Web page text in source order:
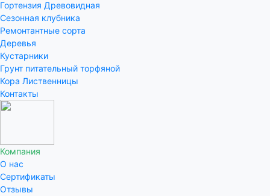
Гортензия Древовидная
Сезонная клубника
Ремонтантные сорта
Деревья
Кустарники
Грунт питательный торфяной
Кора Лиственницы
Контакты
Компания
О нас
Сертификаты
Отзывы